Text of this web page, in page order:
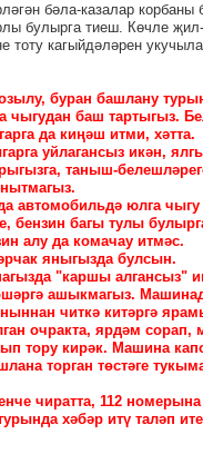
бәла-казалар
булырга тиеш. Көчле
тоту кагыйдәләрен
буран башлану
чыгудан баш тартыгыз.
да киңәш итми, хәтта.
уйлагансыз икән,
таныш-
автомобильдә юлга
бензин багы тулы
алу да комачау итмәс.
яныгызда булсын.
"каршы алгансыз"
ашыкмагыз.
читкә китәргә
очракта, ярдәм сорап,
тору кирәк. Машина
торган төстәге
чиратта, 112
хәбәр итү таләп